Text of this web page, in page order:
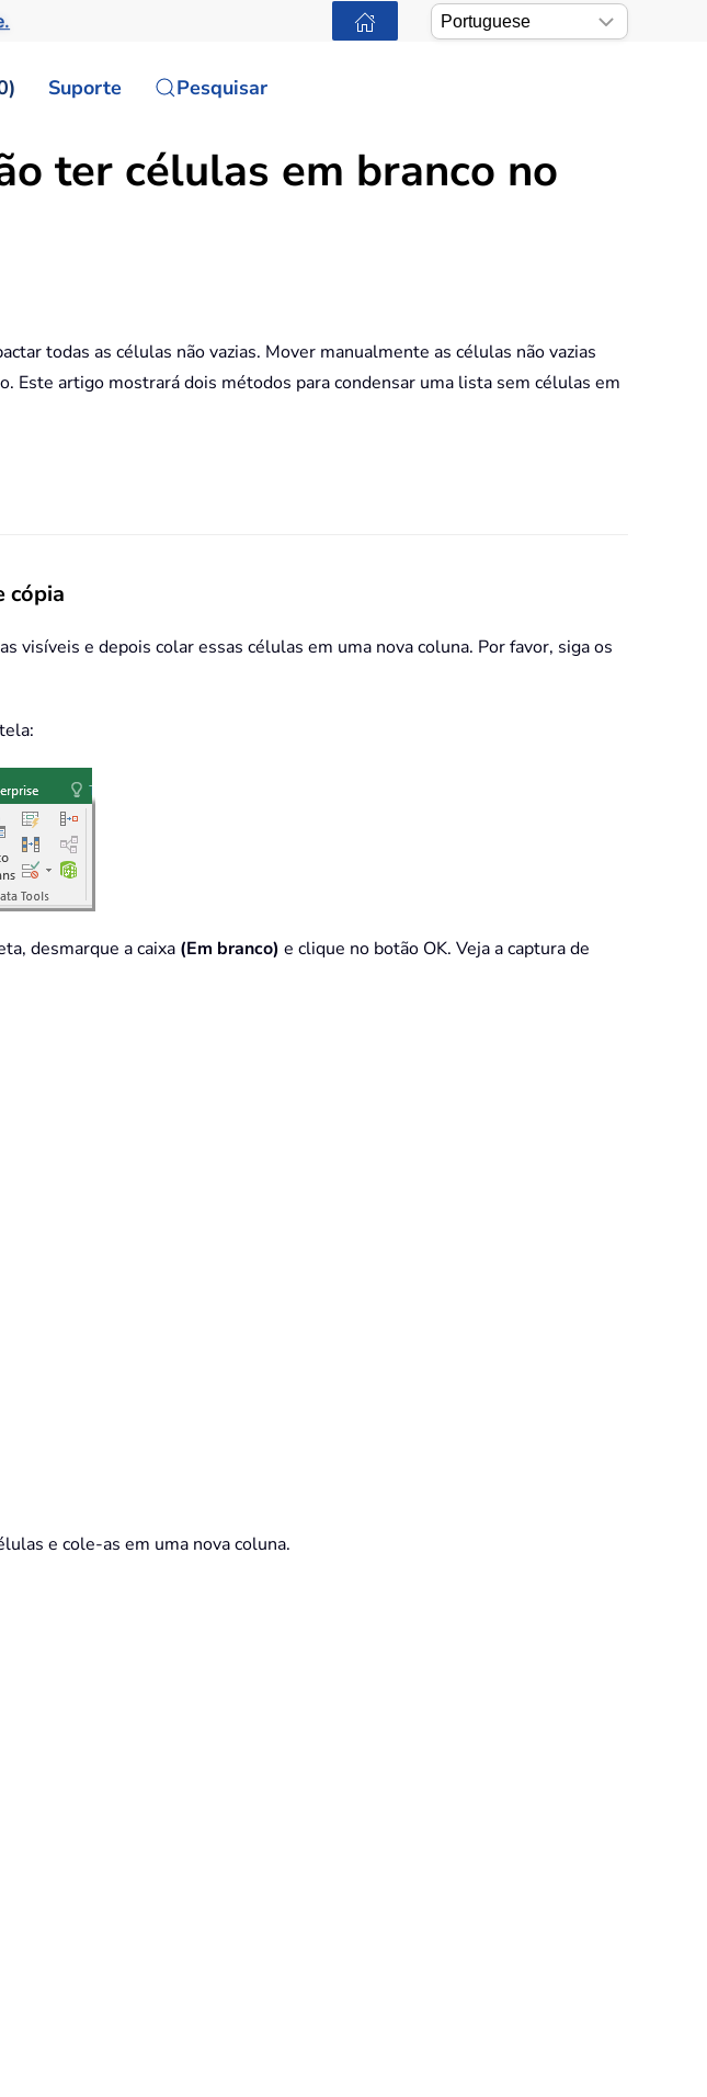
Suporte Pesquisar
ter células em branco no
todas as células não vazias. Mover manualmente as células não vazias
Este artigo mostrará dois métodos para condensar uma lista sem células em
cópia
visíveis e depois colar essas células em uma nova coluna. Por favor, siga os
desmarque a caixa (Em branco) e clique no botão OK. Veja a captura de
e cole-as em uma nova coluna.